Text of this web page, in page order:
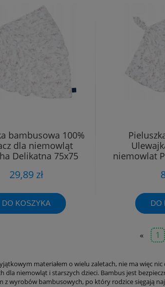
bambusowa 100%
dla niemowląt
Delikatna 75x75
29,89 zł
DO KOSZYKA
niemowląt
DO
« 1
materiałem o wielu zaletach, nie ma więc
dla niemowląt i starszych dzieci. Bambus jest
z wyrobów bambusowych, po który rodzice sięgają